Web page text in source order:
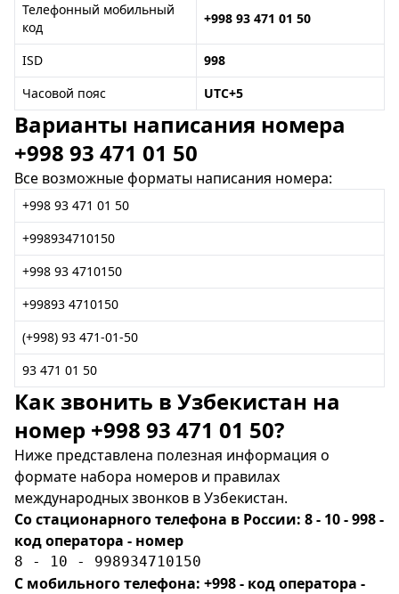
Телефонный мобильный
код
+998 93 471 01 50
ISD
998
Часовой пояс
UTC+5
Варианты написания номера
+998 93 471 01 50
Все возможные форматы написания номера:
+998 93 471 01 50
+998934710150
+998 93 4710150
+99893 4710150
(+998) 93 471-01-50
93 471 01 50
Как звонить в Узбекистан на
номер +998 93 471 01 50?
Ниже представлена полезная информация о
формате набора номеров и правилах
международных звонков в Узбекистан.
Со стационарного телефона в России: 8 - 10 - 998 -
код оператора - номер
8 - 10 - 998934710150
С мобильного телефона: +998 - код оператора -